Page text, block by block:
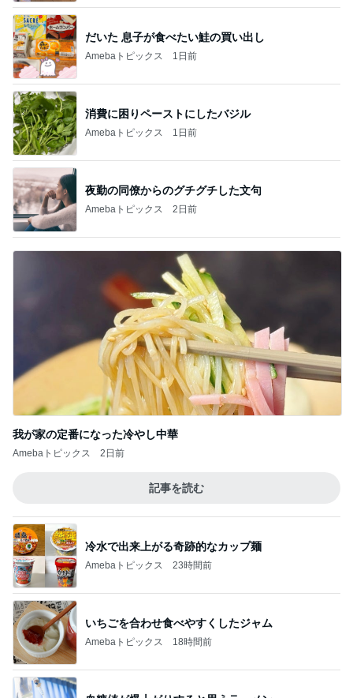
だいた 息子が食べたい鮭の買い出し
Amebaトピックス 1日前
消費に困りペーストにしたバジル
Amebaトピックス 1日前
夜勤の同僚からのグチグチした文句
Amebaトピックス 2日前
我が家の定番になった冷やし中華
Amebaトピックス 2日前
記事を読む
冷水で出来上がる奇跡的なカップ麺
Amebaトピックス 23時間前
いちごを合わせ食べやすくしたジャム
Amebaトピックス 18時間前